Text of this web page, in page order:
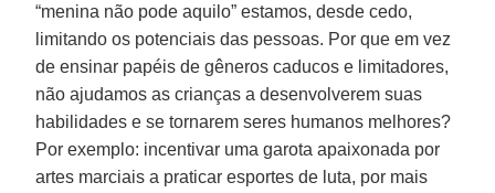
“menina não pode aquilo” estamos, desde cedo,
limitando os potenciais das pessoas. Por que em vez
de ensinar papéis de gêneros caducos e limitadores,
não ajudamos as crianças a desenvolverem suas
habilidades e se tornarem seres humanos melhores?
Por exemplo: incentivar uma garota apaixonada por
artes marciais a praticar esportes de luta, por mais